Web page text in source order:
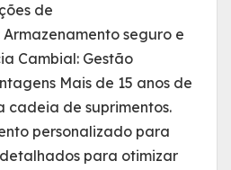
de
seguro e
Cambial: Gestão
Mais de 15 anos de
cadeia de suprimentos.
personalizado para
para otimizar